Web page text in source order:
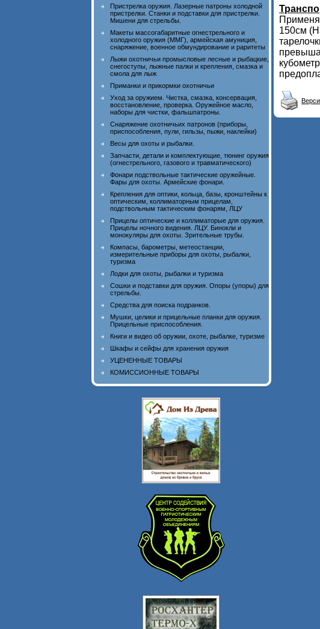
Пристрелка оружия. Лазерные патроны холодной
пристрелки. Станки и подставки для пристрелки.
Мишени для стрельбы.
Макеты массогабаритные огнестрельного и
холодного оружия (ММГ), армейская амуниция,
снаряжение, военное обмундирование и раритеты
Лыжи охотничьи промысловые лесные и рыбацкие,
снегоступы, лыжные палки и крепления, смазка и
смола для лыж
Приманки и прикормки охотничьи
Уход за оружием. Чистка, смазка, консервация,
восстановление, проверка. Оружейное масло,
наборы для чистки, фальшпатроны.
Снаряжение охотничьих патронов (приборы,
приспособления, пули, гильзы, пыжи, наклейки)
Весы для охоты и рыбалки.
Запчасти, детали и комплектующие, тюнинг оружия
(огнестрельного, газового и травматического)
Фонари подствольные тактические оружейные.
Фары для охоты. Армейские фонари.
Крепления для оптики, кольца, базы, кронштейны к
оптическим, коллиматорным прицелам,
подствольным тактическим фонарям, ЛЦУ
Прицелы оптические и коллиматорые для оружия.
Прицелы ночного видения. ЛЦУ. Бинокли и
монокуляры для охоты. Зрительные трубы.
Компасы, барометры, метеостанции,
измерительные приборы для охоты, рыбалки,
туризма
Лодки для охоты, рыбалки и туризма
Сошки и подставки для оружия. Опоры (упоры) для
стрельбы.
Средства для поиска подранков.
Мушки, целики и прицельные планки для оружия.
Прицельные приспособления.
Книги и видео об оружии, охоте, рыбалке, туризме
Шкафы и сейфы для хранения оружия
УЦЕНЕННЫЕ ТОВАРЫ
КОМИССИОННЫЕ ТОВАРЫ
150см